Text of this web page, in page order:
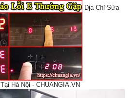
Địa Chỉ Sửa
Hà Nội - CHUANGIA.VN